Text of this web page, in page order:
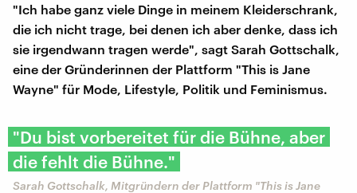
"Ich habe ganz viele Dinge in meinem Kleiderschrank,
die ich nicht trage, bei denen ich aber denke, dass ich
sie irgendwann tragen werde", sagt Sarah Gottschalk,
eine der Gründerinnen der Plattform "This is Jane
Wayne" für Mode, Lifestyle, Politik und Feminismus.
"Du bist vorbereitet für die Bühne, aber
die fehlt die Bühne."
Sarah Gottschalk, Mitgründern der Plattform "This is Jane